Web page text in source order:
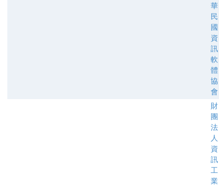
華
民
國
資
訊
軟
體
協
會
財
團
法
人
資
訊
工
業